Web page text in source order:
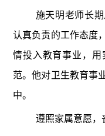
施天明老师长
认真负责的工作态度
情投入教育事业，
范。他对卫生教育事
中。
遵照家属意愿，